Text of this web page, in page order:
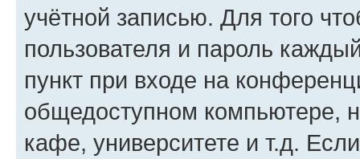
учётной записью. Для того
пользователя и пароль
пункт при входе на
общедоступном компьютере,
кафе, университете и т.д.